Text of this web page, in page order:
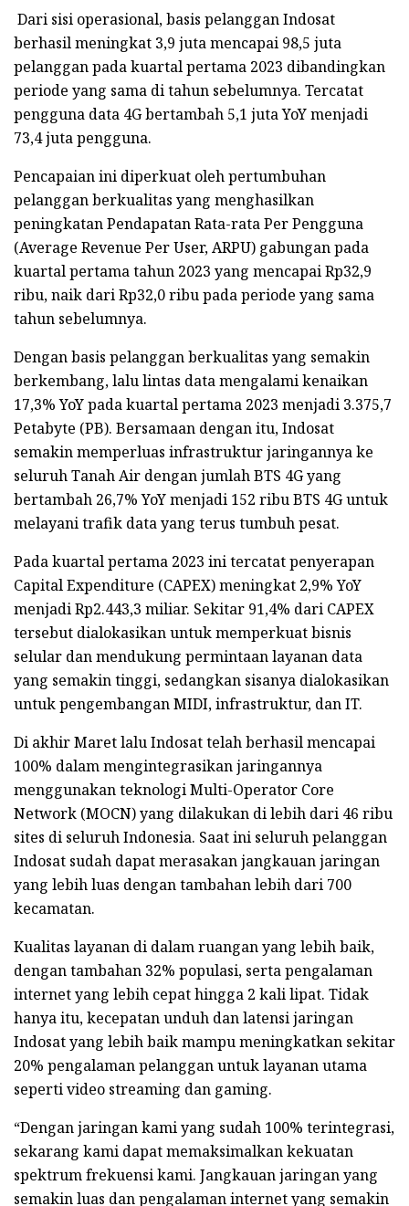
Dari sisi operasional, basis pelanggan Indosat
berhasil meningkat 3,9 juta mencapai 98,5 juta
pelanggan pada kuartal pertama 2023 dibandingkan
periode yang sama di tahun sebelumnya. Tercatat
pengguna data 4G bertambah 5,1 juta YoY menjadi
73,4 juta pengguna.
Pencapaian ini diperkuat oleh pertumbuhan
pelanggan berkualitas yang menghasilkan
peningkatan Pendapatan Rata-rata Per Pengguna
(Average Revenue Per User, ARPU) gabungan pada
kuartal pertama tahun 2023 yang mencapai Rp32,9
ribu, naik dari Rp32,0 ribu pada periode yang sama
tahun sebelumnya.
Dengan basis pelanggan berkualitas yang semakin
berkembang, lalu lintas data mengalami kenaikan
17,3% YoY pada kuartal pertama 2023 menjadi 3.375,7
Petabyte (PB). Bersamaan dengan itu, Indosat
semakin memperluas infrastruktur jaringannya ke
seluruh Tanah Air dengan jumlah BTS 4G yang
bertambah 26,7% YoY menjadi 152 ribu BTS 4G untuk
melayani trafik data yang terus tumbuh pesat.
Pada kuartal pertama 2023 ini tercatat penyerapan
Capital Expenditure (CAPEX) meningkat 2,9% YoY
menjadi Rp2.443,3 miliar. Sekitar 91,4% dari CAPEX
tersebut dialokasikan untuk memperkuat bisnis
selular dan mendukung permintaan layanan data
yang semakin tinggi, sedangkan sisanya dialokasikan
untuk pengembangan MIDI, infrastruktur, dan IT.
Di akhir Maret lalu Indosat telah berhasil mencapai
100% dalam mengintegrasikan jaringannya
menggunakan teknologi Multi-Operator Core
Network (MOCN) yang dilakukan di lebih dari 46 ribu
sites di seluruh Indonesia. Saat ini seluruh pelanggan
Indosat sudah dapat merasakan jangkauan jaringan
yang lebih luas dengan tambahan lebih dari 700
kecamatan.
Kualitas layanan di dalam ruangan yang lebih baik,
dengan tambahan 32% populasi, serta pengalaman
internet yang lebih cepat hingga 2 kali lipat. Tidak
hanya itu, kecepatan unduh dan latensi jaringan
Indosat yang lebih baik mampu meningkatkan sekitar
20% pengalaman pelanggan untuk layanan utama
seperti video streaming dan gaming.
“Dengan jaringan kami yang sudah 100% terintegrasi,
sekarang kami dapat memaksimalkan kekuatan
spektrum frekuensi kami. Jangkauan jaringan yang
semakin luas dan pengalaman internet yang semakin